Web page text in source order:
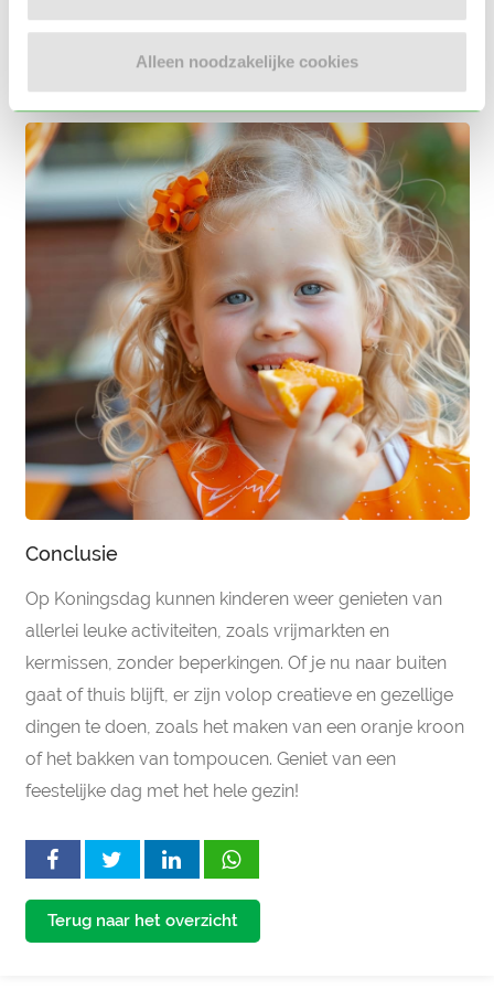
Alleen noodzakelijke cookies
Voor kleine kinderen en zwangere vrouwen wordt
het afgeraden om rauwe eieren te eten, omdat ze
extra gevoelig zijn voor de bacteriën die erin zitten.
Conclusie
Op Koningsdag kunnen kinderen weer genieten van
allerlei leuke activiteiten, zoals vrijmarkten en
kermissen, zonder beperkingen. Of je nu naar buiten
gaat of thuis blijft, er zijn volop creatieve en gezellige
dingen te doen, zoals het maken van een oranje kroon
of het bakken van tompoucen. Geniet van een
feestelijke dag met het hele gezin!
Terug naar het overzicht